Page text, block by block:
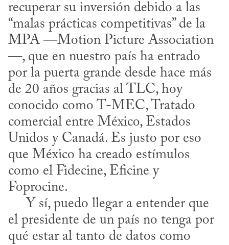
recuperar su inversión debido a las
“malas prácticas competitivas” de la
MPA —Motion Picture Association
—, que en nuestro país ha entrado
por la puerta grande desde hace más
de 20 años gracias al TLC, hoy
conocido como T-MEC, Tratado
comercial entre México, Estados
Unidos y Canadá. Es justo por eso
que México ha creado estímulos
como el Fidecine, Eficine y
Foprocine.
el presidente de un país no tenga por
qué estar al tanto de datos como